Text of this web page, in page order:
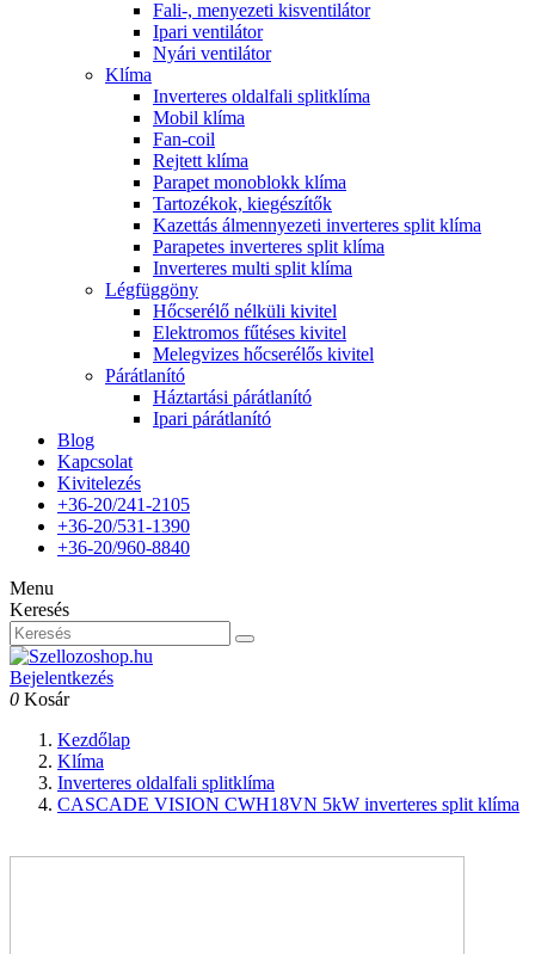
Fali-, menyezeti kisventilátor
Ipari ventilátor
Nyári ventilátor
Klíma
Inverteres oldalfali splitklíma
Mobil klíma
Fan-coil
Rejtett klíma
Parapet monoblokk klíma
Tartozékok, kiegészítők
Kazettás álmennyezeti inverteres split klíma
Parapetes inverteres split klíma
Inverteres multi split klíma
Légfüggöny
Hőcserélő nélküli kivitel
Elektromos fűtéses kivitel
Melegvizes hőcserélős kivitel
Párátlanító
Háztartási párátlanító
Ipari párátlanító
Blog
Kapcsolat
Kivitelezés
+36-20/241-2105
+36-20/531-1390
+36-20/960-8840
Menu
Keresés
Bejelentkezés
0 Kosár
Kezdőlap
Klíma
Inverteres oldalfali splitklíma
CASCADE VISION CWH18VN 5kW inverteres split klíma